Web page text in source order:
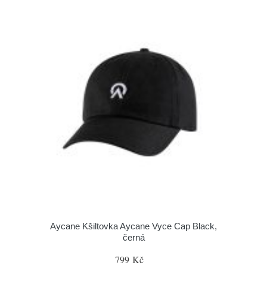
Aycane Kšiltovka Aycane Vyce Cap Black,
černá
799 Kč